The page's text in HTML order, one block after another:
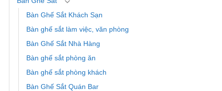
Bàn Ghế Sắt Khách Sạn
Bàn ghế sắt làm việc, văn phòng
Bàn Ghế Sắt Nhà Hàng
Bàn ghế sắt phòng ăn
Bàn ghế sắt phòng khách
Bàn Ghế Sắt Quán Bar